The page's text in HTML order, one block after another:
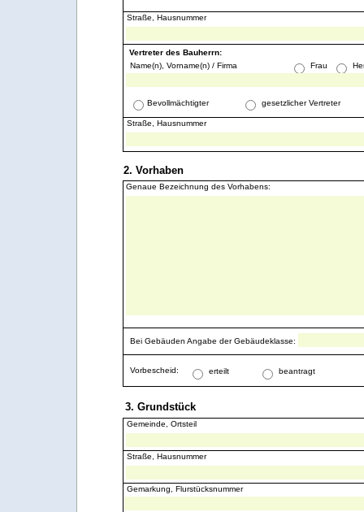
Straße, Hausnummer
gesetzlicher Vertreter
Bevollmächtigter
Straße, Hausnummer
Vertreter des Bauherrn:
Name(n), Vorname(n) / Firma
Genaue Bezeichnung des Vorhabens:
3. Grundstück
Gemeinde, Ortsteil
Straße, Hausnummer
Gemarkung, Flurstücksnummer
2. Vorhaben
Bei Gebäuden Angabe der Gebäudeklasse:
Vorbescheid:
Frau
erteilt beantragt